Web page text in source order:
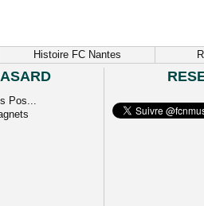
Histoire FC Nantes
Pos...